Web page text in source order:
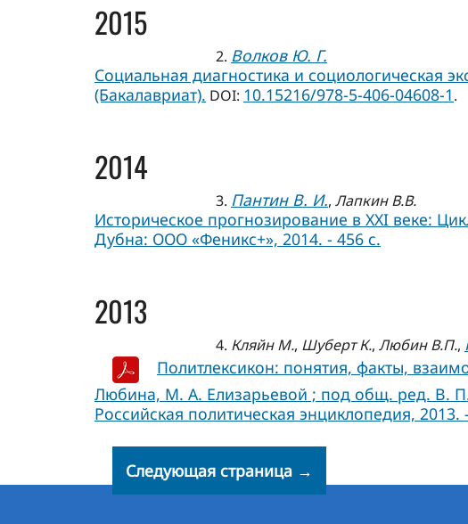
2015
2. Волков Ю. Г.
Социальная диагностика и социологическая
(Бакалавриат). DOI: 10.15216/978-5-406-04608-1.
2014
3. Пантин В. И., Лапкин В.В.
Историческое прогнозирование в XXI веке:
Дубна: ООО «Феникс+», 2014. - 456 с.
2013
4. Кляйн М., Шуберт К., Любин В.П.,
Политлексикон: понятия, факты,
Любина, М. А. Елизарьевой ; под общ. ред. В.
Российская политическая энциклопедия, 2013.
Следующая страница →